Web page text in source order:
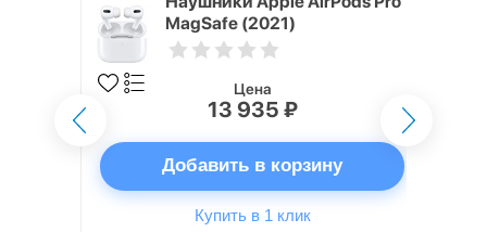
MagSafe (2021)
Цена
13 935 ₽
Добавить в корзину
Купить в 1 клик